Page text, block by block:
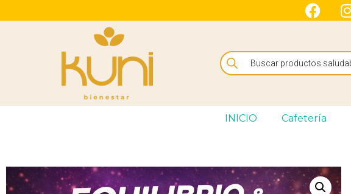
INICIO Cafetería